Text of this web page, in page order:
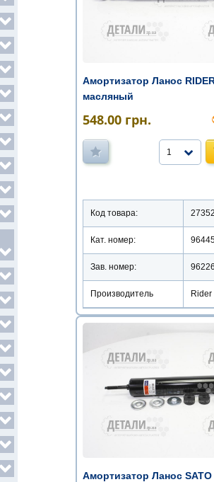
Амортизатор Ланос
масляный
548.00 грн.
1
Код товара: 27352
Кат. номер:
Зав. номер:
Производитель Rider
Амортизатор Ланос SATO